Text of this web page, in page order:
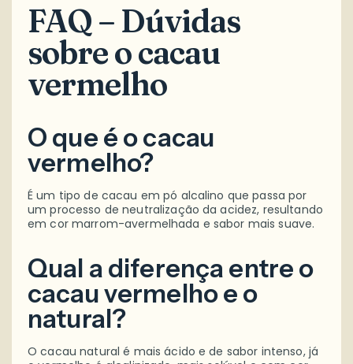
FAQ – Dúvidas
sobre o cacau
vermelho
O que é o cacau
vermelho?
É um tipo de cacau em pó alcalino que passa por
um processo de neutralização da acidez, resultando
em cor marrom-avermelhada e sabor mais suave.
Qual a diferença entre o
cacau vermelho e o
natural?
O cacau natural é mais ácido e de sabor intenso, já